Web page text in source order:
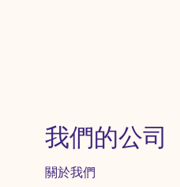
我們的公司
關於我們